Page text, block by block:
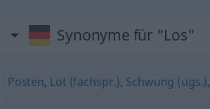
Synonyme für "Los"
Posten, Lot (fachspr.), Schwung (ugs.),